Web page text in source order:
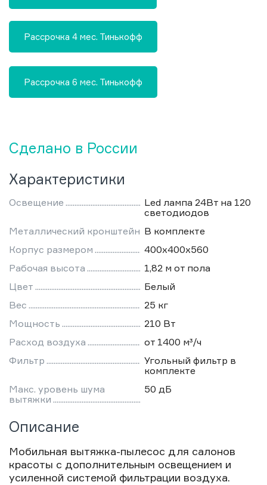
Сделано в России
Характеристики
Освещение
Led лампа 24Вт на 120
светодиодов
Металлический кронштейн В комплекте
Корпус размером
400х400х560
Рабочая высота
1,82 м от пола
Цвет
Белый
Вес
25 кг
Мощность
210 Вт
Расход воздуха
от 1400 м³/ч
Фильтр
Угольный фильтр в
комплекте
Макс. уровень шума
вытяжки
50 дБ
Описание
Мобильная вытяжка-пылесос для салонов
красоты с дополнительным освещением и
усиленной системой фильтрации воздуха.
Рассрочка 4 мес. Тинькофф
Рассрочка 6 мес. Тинькофф